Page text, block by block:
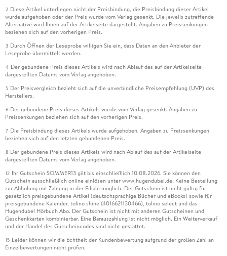
2 Diese Artikel unterliegen nicht der Preisbindung, die Preisbindung dieser Artikel
wurde aufgehoben oder der Preis wurde vom Verlag gesenkt. Die jeweils zutreffende
Alternative wird Ihnen auf der Artikelseite dargestellt. Angaben zu Preissenkungen
beziehen sich auf den vorherigen Preis.
3 Durch Öffnen der Leseprobe willigen Sie ein, dass Daten an den Anbieter der
Leseprobe übermittelt werden.
4 Der gebundene Preis dieses Artikels wird nach Ablauf des auf der Artikelseite
dargestellten Datums vom Verlag angehoben.
5 Der Preisvergleich bezieht sich auf die unverbindliche Preisempfehlung (UVP) des
Herstellers.
6 Der gebundene Preis dieses Artikels wurde vom Verlag gesenkt. Angaben zu
Preissenkungen beziehen sich auf den vorherigen Preis.
7 Die Preisbindung dieses Artikels wurde aufgehoben. Angaben zu Preissenkungen
beziehen sich auf den letzten gebundenen Preis.
8 Der gebundene Preis dieses Artikels wird nach Ablauf des auf der Artikelseite
dargestellten Datums vom Verlag angehoben.
12 Ihr Gutschein SOMMER13 gilt bis einschließlich 10.08.2026. Sie können den
Gutschein ausschließlich online einlösen unter www.hugendubel.de. Keine Bestellung
zur Abholung mit Zahlung in der Filiale möglich. Der Gutschein ist nicht gültig für
gesetzlich preisgebundene Artikel (deutschsprachige Bücher und eBooks) sowie für
preisgebundene Kalender, tolino shine (4016621130466), tolino select und das
Hugendubel Hörbuch Abo. Der Gutschein ist nicht mit anderen Gutscheinen und
Geschenkkarten kombinierbar. Eine Barauszahlung ist nicht möglich. Ein Weiterverkauf
und der Handel des Gutscheincodes sind nicht gestattet.
15 Leider können wir die Echtheit der Kundenbewertung aufgrund der großen Zahl an
Einzelbewertungen nicht prüfen.